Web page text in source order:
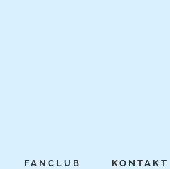
FANCLUB KONTAKT